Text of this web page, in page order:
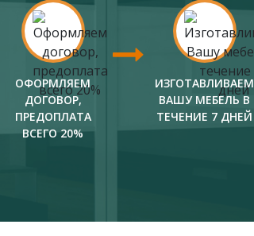
ОФОРМЛЯЕМ
ДОГОВОР,
ПРЕДОПЛАТА
ВСЕГО 20%
ИЗГОТАВЛИВАЕМ
ВАШУ МЕБЕЛЬ В
ТЕЧЕНИЕ 7 ДНЕЙ